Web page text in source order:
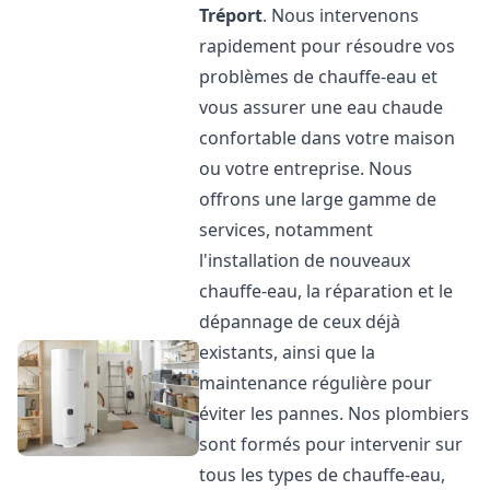
Tréport. Nous intervenons
rapidement pour résoudre vos
problèmes de chauffe-eau et
vous assurer une eau chaude
confortable dans votre maison
ou votre entreprise. Nous
offrons une large gamme de
services, notamment
l'installation de nouveaux
chauffe-eau, la réparation et le
dépannage de ceux déjà
existants, ainsi que la
maintenance régulière pour
éviter les pannes. Nos plombiers
sont formés pour intervenir sur
tous les types de chauffe-eau,